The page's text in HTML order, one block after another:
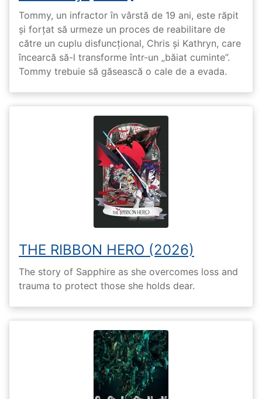
Tommy, un infractor în vârstă de 19 ani, este răpit
și forțat să urmeze un proces de reabilitare de
către un cuplu disfuncțional, Chris și Kathryn, care
încearcă să-l transforme într-un „băiat cuminte”.
Tommy trebuie să găsească o cale de a evada.
THE RIBBON HERO (2026)
The story of Sapphire as she overcomes loss and
trauma to protect those she holds dear.